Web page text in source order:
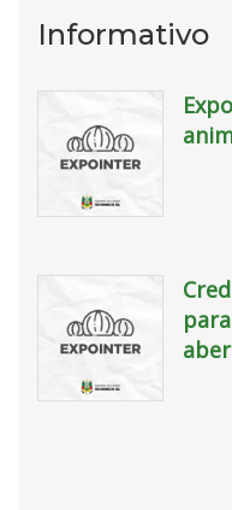
Informativo
2026
at